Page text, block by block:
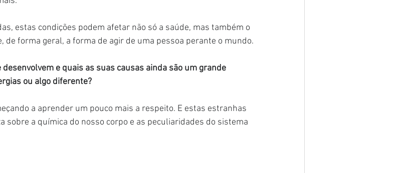
estas condições podem afetar não só a saúde, mas também o
de forma geral, a forma de agir de uma pessoa perante o mundo.
e quais as suas causas ainda são um grande
ou algo diferente?
a aprender um pouco mais a respeito. E estas estranhas
sobre a química do nosso corpo e as peculiaridades do sistema